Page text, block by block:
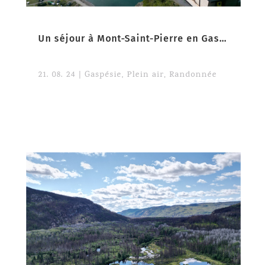
Un séjour à Mont-Saint-Pierre en Gaspésie
21. 08. 24 | Gaspésie, Plein air, Randonnée